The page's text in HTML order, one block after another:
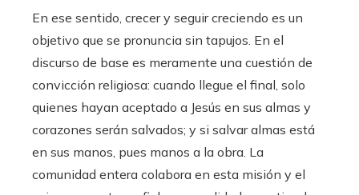
En ese sentido, crecer y seguir creciendo es un
objetivo que se pronuncia sin tapujos. En el
discurso de base es meramente una cuestión de
convicción religiosa: cuando llegue el final, solo
quienes hayan aceptado a Jesús en sus almas y
corazones serán salvados; y si salvar almas está
en sus manos, pues manos a la obra. La
comunidad entera colabora en esta misión y el